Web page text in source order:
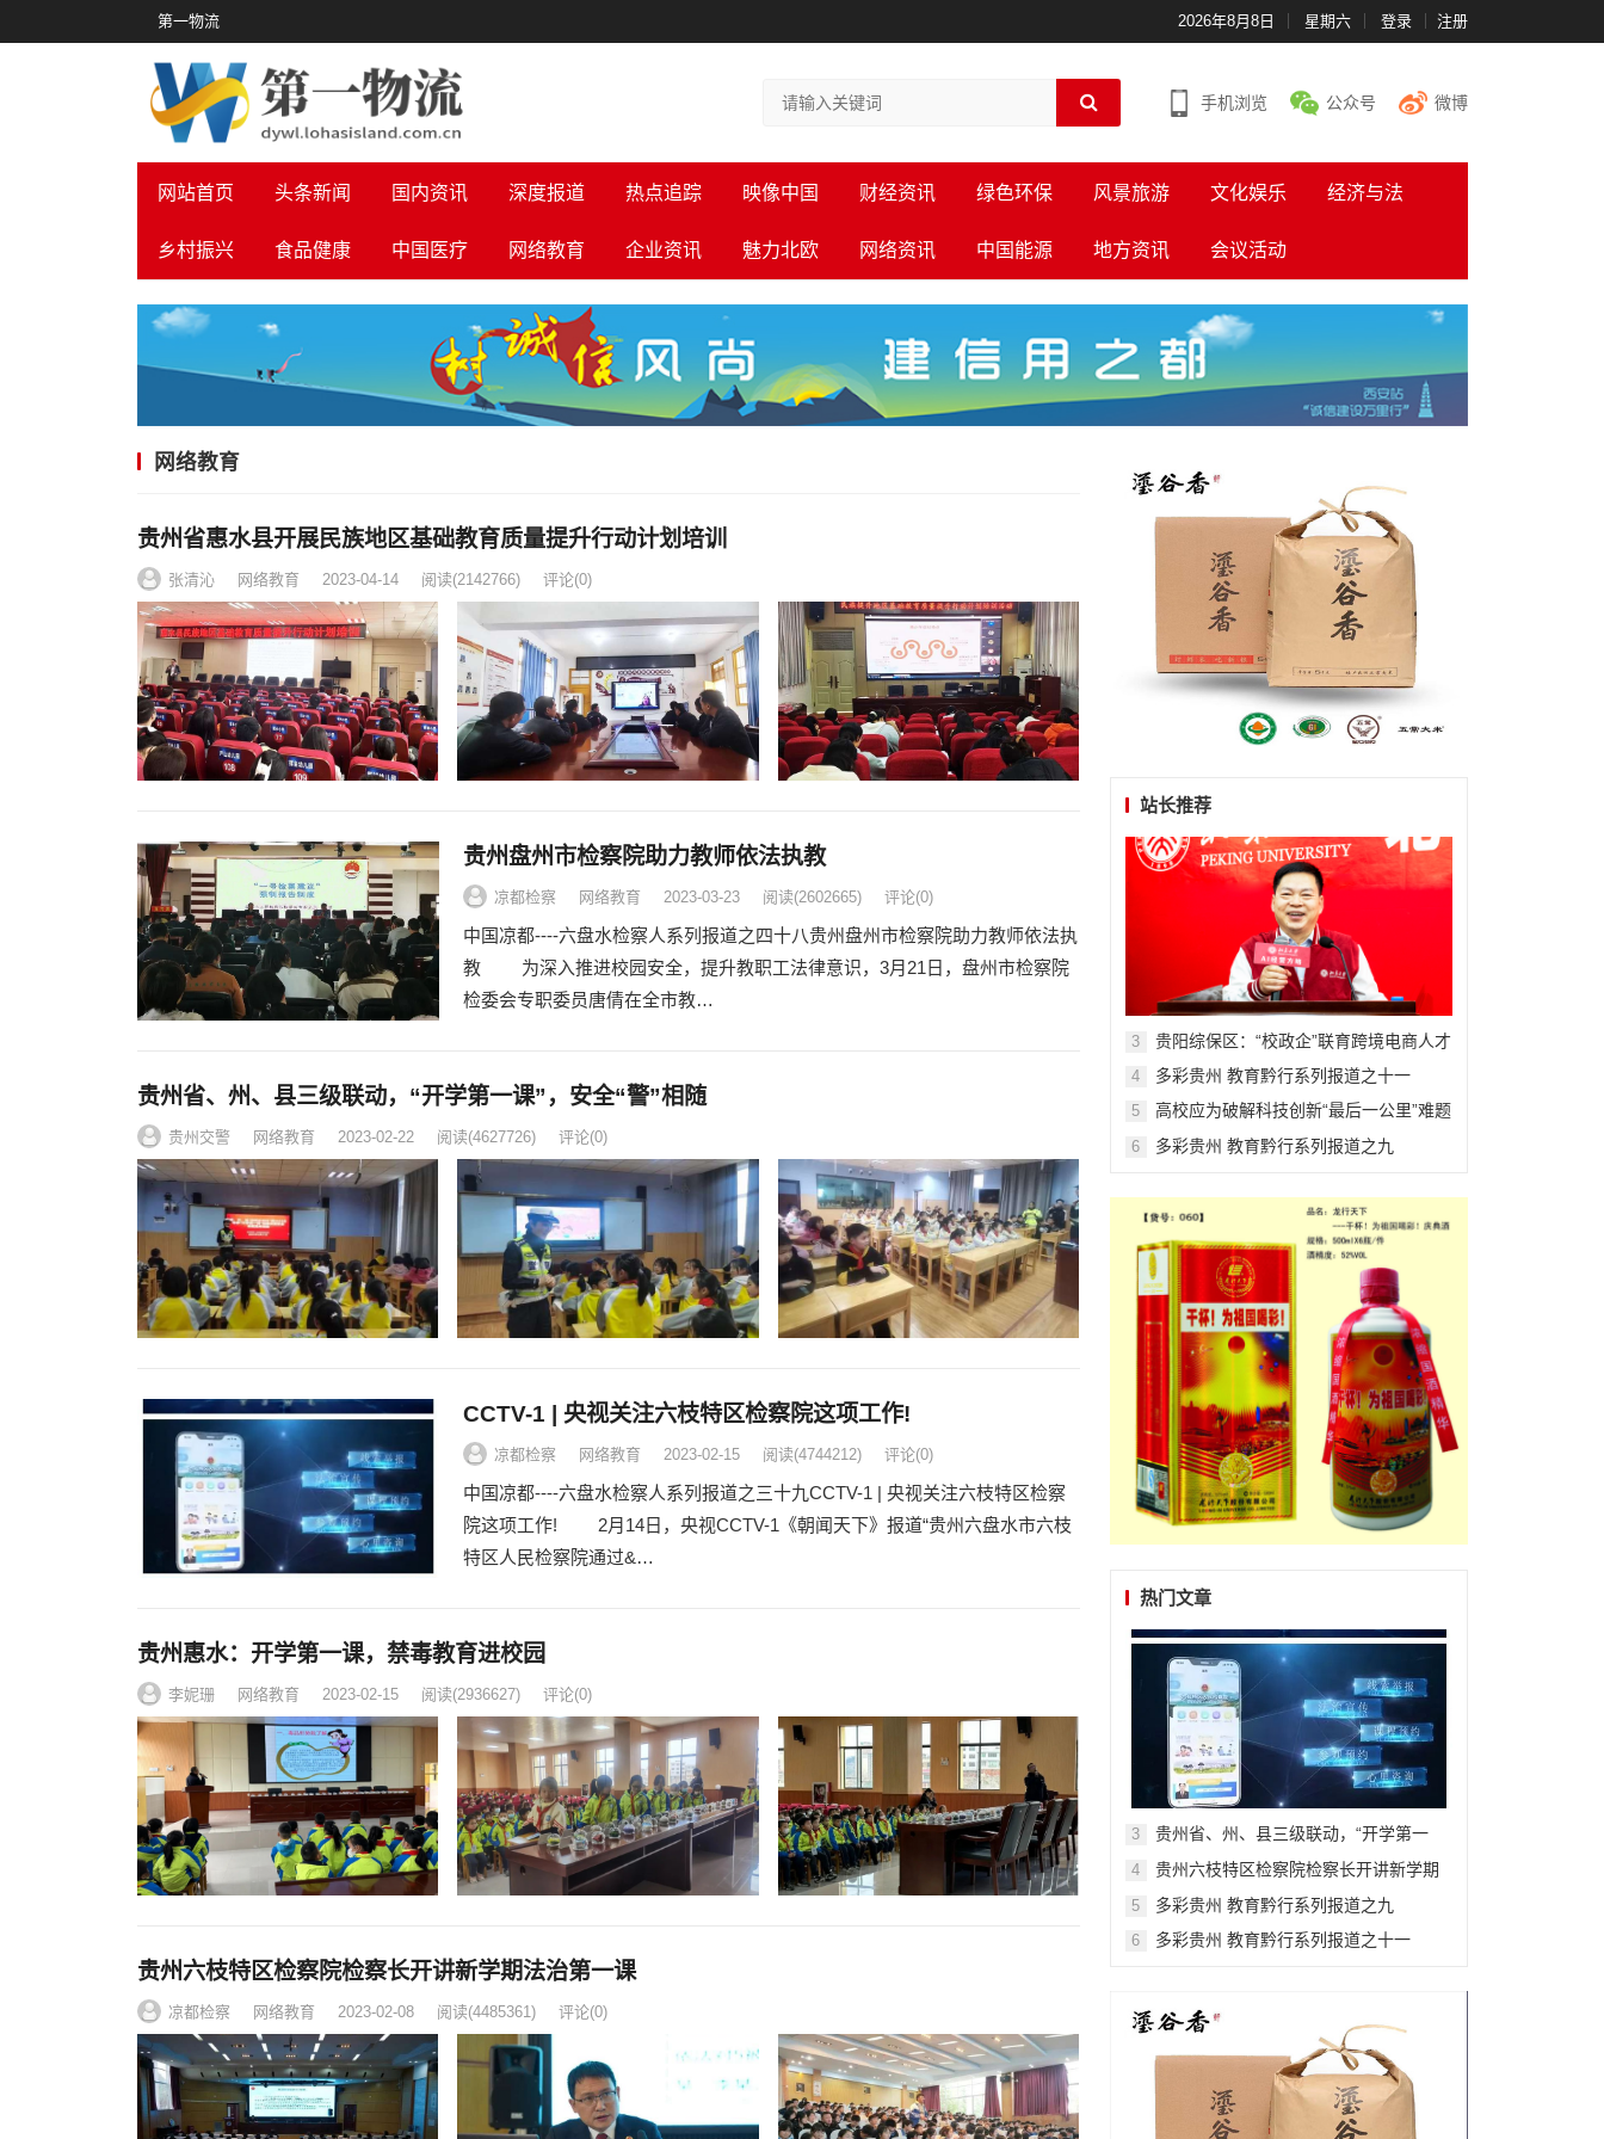
第一物流 2026年8月8日 星期六 登录 注册
手机浏览 公众号 微博
网站首页 头条新闻 国内资讯 深度报道 热点追踪 映像中国 财经资讯 绿色环保 风景旅游 文化娱乐 经济与法
乡村振兴 食品健康 中国医疗 网络教育 企业资讯 魅力北欧 网络资讯 中国能源 地方资讯 会议活动
网络教育
贵州省惠水县开展民族地区基础教育质量提升行动计划培训
张清沁 网络教育 2023-04-14 阅读(2142766) 评论(0)
贵州盘州市检察院助力教师依法执教
凉都检察 网络教育 2023-03-23 阅读(2602665) 评论(0)
中国凉都----六盘水检察人系列报道之四十八贵州盘州市检察院助力教师依法执
教 为深入推进校园安全，提升教职工法律意识，3月21日，盘州市检察院
检委会专职委员唐倩在全市教…
贵州省、州、县三级联动，“开学第一课”，安全“警”相随
贵州交警 网络教育 2023-02-22 阅读(4627726) 评论(0)
CCTV-1 | 央视关注六枝特区检察院这项工作!
凉都检察 网络教育 2023-02-15 阅读(4744212) 评论(0)
中国凉都----六盘水检察人系列报道之三十九CCTV-1 | 央视关注六枝特区检察
院这项工作! 2月14日，央视CCTV-1《朝闻天下》报道“贵州六盘水市六枝
特区人民检察院通过&…
贵州惠水：开学第一课，禁毒教育进校园
李妮珊 网络教育 2023-02-15 阅读(2936627) 评论(0)
贵州六枝特区检察院检察长开讲新学期法治第一课
凉都检察 网络教育 2023-02-08 阅读(4485361) 评论(0)
站长推荐
3 贵阳综保区：“校政企”联育跨境电商人才
4 多彩贵州 教育黔行系列报道之十一
5
高校应为破解科技创新“最后一公里”难题
6 多彩贵州 教育黔行系列报道之九
热门文章
3
贵州省、州、县三级联动，“开学第一
4
贵州六枝特区检察院检察长开讲新学期
5 多彩贵州 教育黔行系列报道之九
6 多彩贵州 教育黔行系列报道之十一